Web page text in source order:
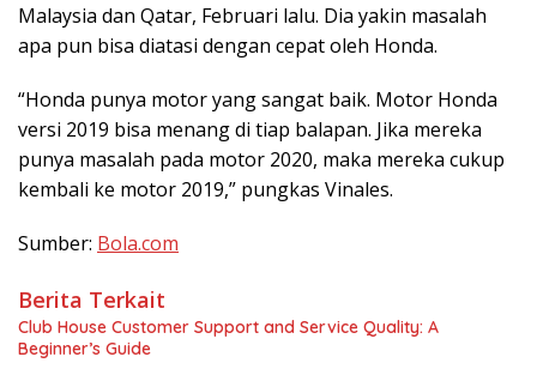
Malaysia dan Qatar, Februari lalu. Dia yakin masalah
apa pun bisa diatasi dengan cepat oleh Honda.
“Honda punya motor yang sangat baik. Motor Honda
versi 2019 bisa menang di tiap balapan. Jika mereka
punya masalah pada motor 2020, maka mereka cukup
kembali ke motor 2019,” pungkas Vinales.
Sumber: Bola.com
Berita Terkait
Club House Customer Support and Service Quality: A
Beginner’s Guide